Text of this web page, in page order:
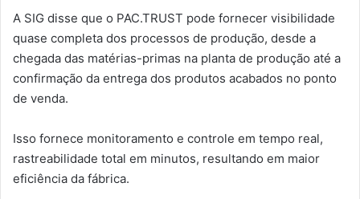
A SIG disse que o PAC.TRUST pode fornecer visibilidade
quase completa dos processos de produção, desde a
chegada das matérias-primas na planta de produção até a
confirmação da entrega dos produtos acabados no ponto
de venda.
Isso fornece monitoramento e controle em tempo real,
rastreabilidade total em minutos, resultando em maior
eficiência da fábrica.